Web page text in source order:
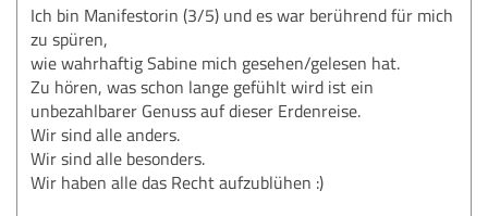
Ich bin Manifestorin (3/5) und es war berührend für mich
zu spüren,
wie wahrhaftig Sabine mich gesehen/gelesen hat.
Zu hören, was schon lange gefühlt wird ist ein
unbezahlbarer Genuss auf dieser Erdenreise.
Wir sind alle anders.
Wir sind alle besonders.
Wir haben alle das Recht aufzublühen :)